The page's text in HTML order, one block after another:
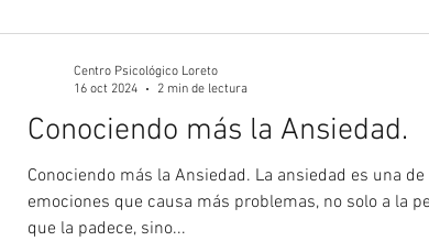
Conociendo más la Ansiedad.
Conociendo más la Ansiedad. La ansiedad es una de las
emociones que causa más problemas, no solo a la
que la padece, sino...
Centro Psicológico Loreto
16 oct 2024
2 min de lectura